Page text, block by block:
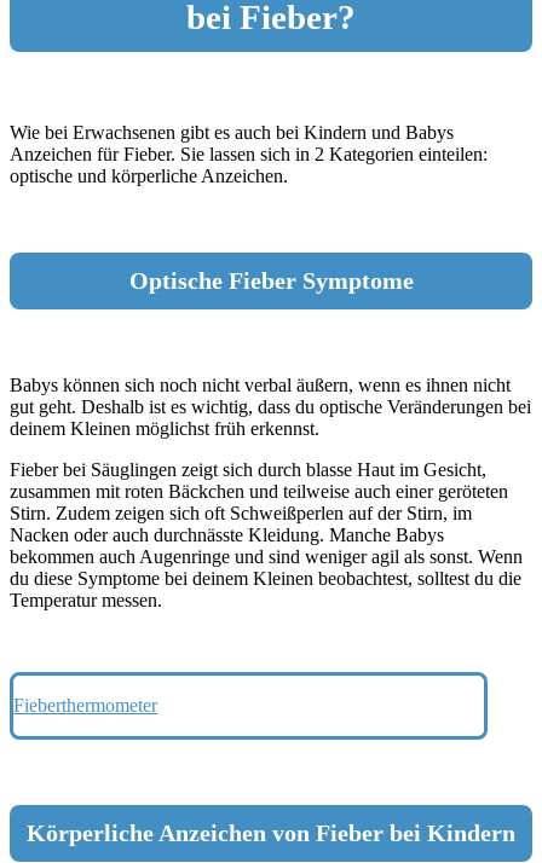
bei Fieber?
Wie bei Erwachsenen gibt es auch bei Kindern und Babys
Anzeichen für Fieber. Sie lassen sich in 2 Kategorien einteilen:
optische und körperliche Anzeichen.
Optische Fieber Symptome
Babys können sich noch nicht verbal äußern, wenn es ihnen nicht
gut geht. Deshalb ist es wichtig, dass du optische Veränderungen bei
deinem Kleinen möglichst früh erkennst.
Fieber bei Säuglingen zeigt sich durch blasse Haut im Gesicht,
zusammen mit roten Bäckchen und teilweise auch einer geröteten
Stirn. Zudem zeigen sich oft Schweißperlen auf der Stirn, im
Nacken oder auch durchnässte Kleidung. Manche Babys
bekommen auch Augenringe und sind weniger agil als sonst. Wenn
du diese Symptome bei deinem Kleinen beobachtest, solltest du die
Temperatur messen.
Fieberthermometer
Körperliche Anzeichen von Fieber bei Kindern